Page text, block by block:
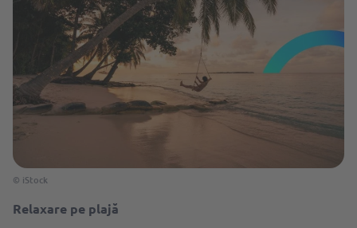
© iStock
Relaxare pe plajă